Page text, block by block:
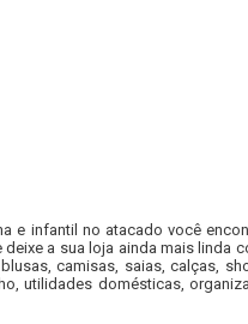
e infantil no atacado você
a sua loja ainda mais linda
camisas, saias, calças,
utilidades domésticas,